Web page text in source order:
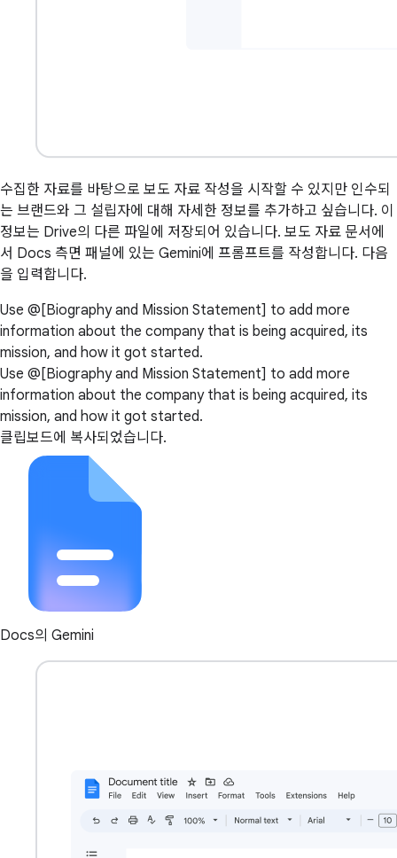
수집한 자료를 바탕으로 보도 자료 작성을 시작할 수 있지만 인수되
는 브랜드와 그 설립자에 대해 자세한 정보를 추가하고 싶습니다. 이
정보는 Drive의 다른 파일에 저장되어 있습니다. 보도 자료 문서에
서 Docs 측면 패널에 있는 Gemini에 프롬프트를 작성합니다. 다음
을 입력합니다.
Use @[Biography and Mission Statement] to add more
information about the company that is being acquired, its
mission, and how it got started.
Use @[Biography and Mission Statement] to add more
information about the company that is being acquired, its
mission, and how it got started.
클립보드에 복사되었습니다.
Docs의 Gemini